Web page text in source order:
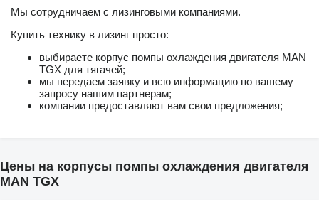
Мы сотрудничаем с лизинговыми компаниями.
Купить технику в лизинг просто:
выбираете корпус помпы охлаждения двигателя MAN
TGX для тягачей;
мы передаем заявку и всю информацию по вашему
запросу нашим партнерам;
компании предоставляют вам свои предложения;
Цены на корпусы помпы охлаждения двигателя
MAN TGX